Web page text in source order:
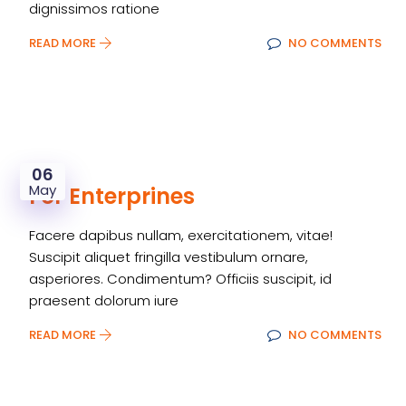
dignissimos ratione
READ MORE NO COMMENTS
06
May
For Enterprines
Facere dapibus nullam, exercitationem, vitae!
Suscipit aliquet fringilla vestibulum ornare,
asperiores. Condimentum? Officiis suscipit, id
praesent dolorum iure
READ MORE NO COMMENTS